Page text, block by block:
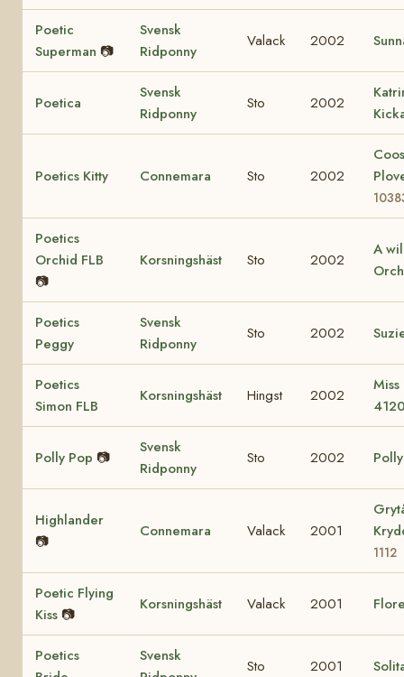
Poetic
Superman 📷
Svensk
Ridponny
Valack 2002
Poetica
Svensk
Ridponny
Sto 2002
Poetics Kitty Connemara Sto 2002
Poetics
Orchid FLB
📷
Korsningshäst Sto 2002
A
Poetics
Peggy
Svensk
Ridponny
Sto 2002
Poetics
Simon FLB
Korsningshäst Hingst 2002
Miss
Polly Pop 📷
Svensk
Ridponny
Sto 2002
Highlander
📷
Connemara Valack 2001
1112
Poetic Flying
Kiss 📷
Korsningshäst Valack 2001
Poetics
Svensk
Sto 2001